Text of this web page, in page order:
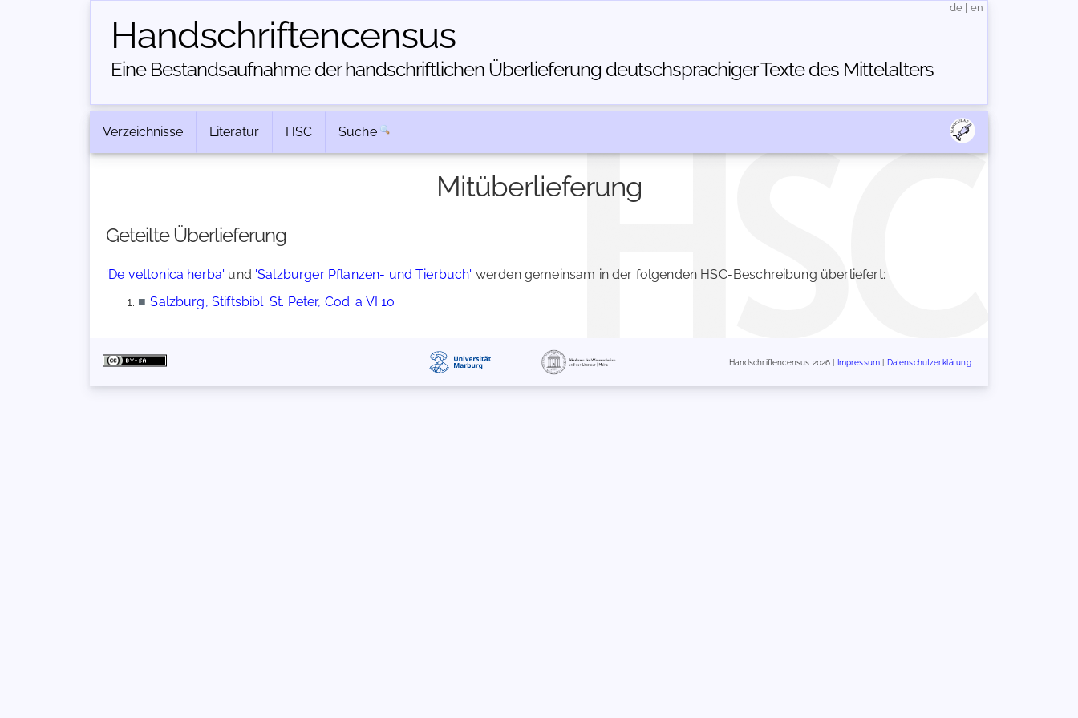
Handschriften­census
Eine Bestandsaufnahme der handschriftlichen Über­lieferung deutschsprachiger Texte des Mittelalters
de en
Verzeichnisse Literatur HSC Suche
Mitüberlieferung
Geteilte Überlieferung
'De vettonica herba' und 'Salzburger Pflanzen- und Tierbuch' werden gemeinsam in der folgenden HSC-Beschreibung überliefert:
■ Salzburg, Stiftsbibl. St. Peter, Cod. a VI 10
Handschriftencensus 2026 | Impressum Datenschutzerklärung